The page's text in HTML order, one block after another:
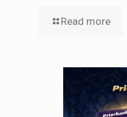
Read more